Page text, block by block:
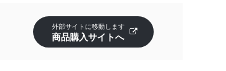
商品購入サイトへ